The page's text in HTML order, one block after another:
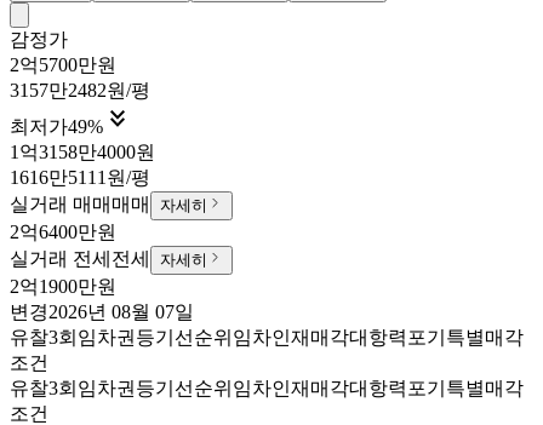
감정가
2억5700만원
3157만2482원/평
최저가49% 
1억3158만4000원
1616만5111원/평
실거래 매매 매매 자세히
2억6400만원
실거래 전세 전세 자세히
2억1900만원
변경2026년 08월 07일
유찰3회 임차권등기 선순위임차인재매각대항력포기 특별매각
조건
유찰3회 임차권등기 선순위임차인재매각대항력포기 특별매각
조건